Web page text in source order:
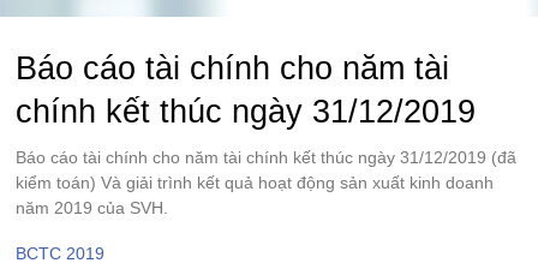
Báo cáo tài chính cho năm tài
chính kết thúc ngày 31/12/2019
Báo cáo tài chính cho năm tài chính kết thúc ngày 31/12/2019 (đã
kiểm toán) Và giải trình kết quả hoạt động sản xuất kinh doanh
năm 2019 của SVH.
BCTC 2019